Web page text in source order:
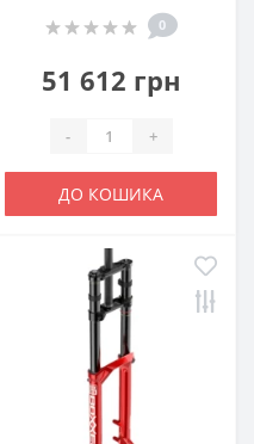
0
51 612 грн
- +
ДО КОШИКА